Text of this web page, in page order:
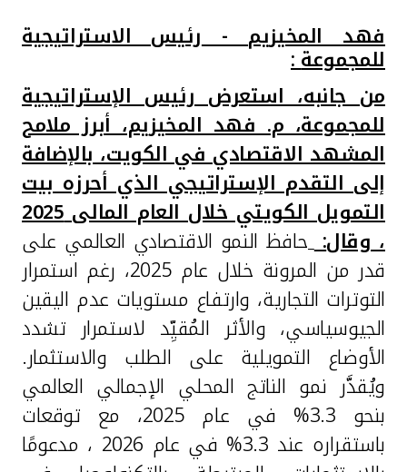
فهد المخيزيم-رئيس الاستراتيجية
للمجموعة:
من جانبه، استعرض رئيس الإستراتيجية
للمجموعة، م. فهد المخيزيم، أبرز ملامح
المشهد الاقتصادي في الكويت، بالإضافة
إلى التقدم الإستراتيجي الذي أحرزه بيت
التمويل الكويتي خلال العام المالى 2025
، وقال:حافظ النمو الاقتصادي العالمي على
قدر من المرونة خلال عام 2025، رغم استمرار
التوترات التجارية، وارتفاع مستويات عدم اليقين
الجيوسياسي، والأثر المُقيِّد لاستمرار تشدد
الأوضاع التمويلية على الطلب والاستثمار.
ويُقدَّر نمو الناتج المحلي الإجمالي العالمي
بنحو 3.3% في عام 2025، مع توقعات
باستقراره عند 3.3% في عام 2026 ، مدعومًا